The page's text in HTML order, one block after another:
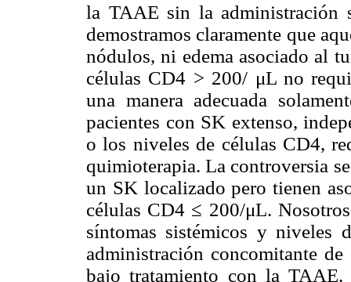
la TAAE sin la administración
demostramos claramente que
nódulos, ni edema asociado al
células CD4 > 200/ μL no
una manera adecuada
pacientes con SK extenso,
o los niveles de células CD4,
quimioterapia. La controversia
un SK localizado pero tienen
células CD4 ≤ 200/μL.
síntomas sistémicos y niveles
administración concomitante
bajo tratamiento con la TAAE.